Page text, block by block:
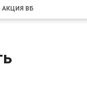
АКЦИЯ ВБ